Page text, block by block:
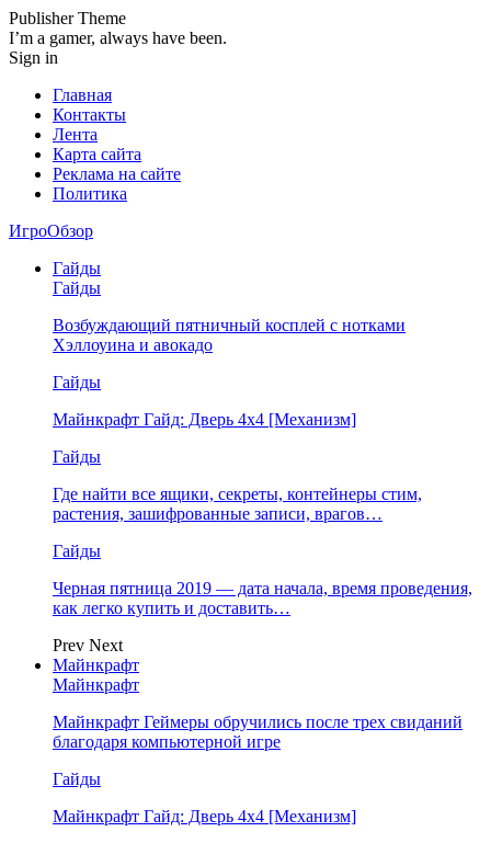
Publisher Theme
I’m a gamer, always have been.
Sign in
Главная
Контакты
Лента
Карта сайта
Реклама на сайте
Политика
ИгроОбзор
Гайды
Гайды
Возбуждающий пятничный косплей с нотками
Хэллоуина и авокадо
Гайды
Майнкрафт Гайд: Дверь 4х4 [Механизм]
Гайды
Где найти все ящики, секреты, контейнеры стим,
растения, зашифрованные записи, врагов…
Гайды
Черная пятница 2019 — дата начала, время проведения,
как легко купить и доставить…
Prev Next
Майнкрафт
Майнкрафт
Майнкрафт Геймеры обручились после трех свиданий
благодаря компьютерной игре
Гайды
Майнкрафт Гайд: Дверь 4х4 [Механизм]